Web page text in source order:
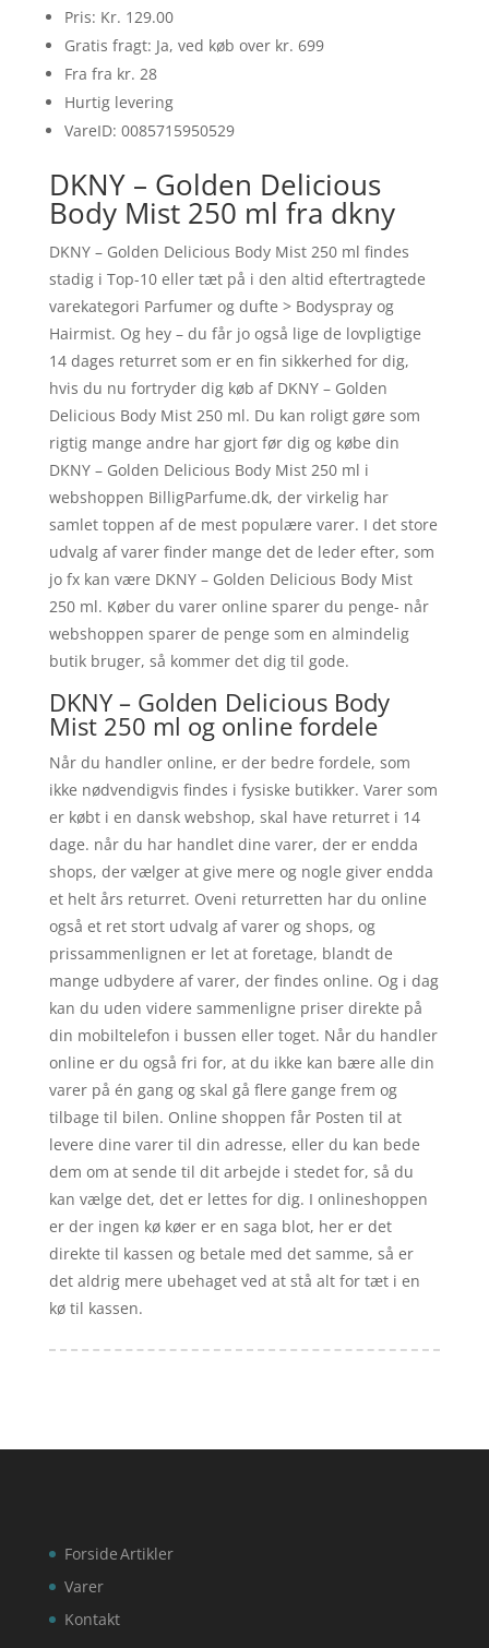
Pris: Kr. 129.00
Gratis fragt: Ja, ved køb over kr. 699
Fra fra kr. 28
Hurtig levering
VareID: 0085715950529
DKNY – Golden Delicious
Body Mist 250 ml fra dkny
DKNY – Golden Delicious Body Mist 250 ml findes
stadig i Top-10 eller tæt på i den altid eftertragtede
varekategori Parfumer og dufte > Bodyspray og
Hairmist. Og hey – du får jo også lige de lovpligtige
14 dages returret som er en fin sikkerhed for dig,
hvis du nu fortryder dig køb af DKNY – Golden
Delicious Body Mist 250 ml. Du kan roligt gøre som
rigtig mange andre har gjort før dig og købe din
DKNY – Golden Delicious Body Mist 250 ml i
webshoppen BilligParfume.dk, der virkelig har
samlet toppen af de mest populære varer. I det store
udvalg af varer finder mange det de leder efter, som
jo fx kan være DKNY – Golden Delicious Body Mist
250 ml. Køber du varer online sparer du penge- når
webshoppen sparer de penge som en almindelig
butik bruger, så kommer det dig til gode.
DKNY – Golden Delicious Body
Mist 250 ml og online fordele
Når du handler online, er der bedre fordele, som
ikke nødvendigvis findes i fysiske butikker. Varer som
er købt i en dansk webshop, skal have returret i 14
dage. når du har handlet dine varer, der er endda
shops, der vælger at give mere og nogle giver endda
et helt års returret. Oveni returretten har du online
også et ret stort udvalg af varer og shops, og
prissammenlignen er let at foretage, blandt de
mange udbydere af varer, der findes online. Og i dag
kan du uden videre sammenligne priser direkte på
din mobiltelefon i bussen eller toget. Når du handler
online er du også fri for, at du ikke kan bære alle din
varer på én gang og skal gå flere gange frem og
tilbage til bilen. Online shoppen får Posten til at
levere dine varer til din adresse, eller du kan bede
dem om at sende til dit arbejde i stedet for, så du
kan vælge det, det er lettes for dig. I onlineshoppen
er der ingen kø køer er en saga blot, her er det
direkte til kassen og betale med det samme, så er
det aldrig mere ubehaget ved at stå alt for tæt i en
kø til kassen.
Forside
Varer
Kontakt
Artikler